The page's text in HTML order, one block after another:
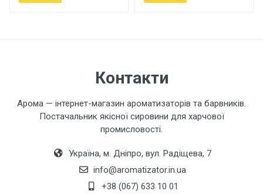
Контакти
Арома — інтернет-магазин ароматизаторів та барвників.
Постачальник якісної сировини для харчової
промисловості.
Україна, м. Дніпро, вул. Радіщева, 7
info@aromatizator.in.ua
+38 (067) 633 10 01